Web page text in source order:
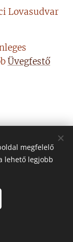
Lovasudvar
Üvegfestő
megfelelő
lehető legjobb